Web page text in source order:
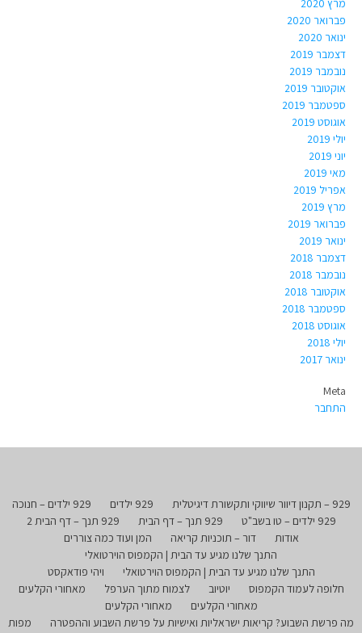
מרץ 2020
פברואר 2020
ינואר 2020
דצמבר 2019
נובמבר 2019
אוקטובר 2019
ספטמבר 2019
אוגוסט 2019
יולי 2019
יוני 2019
מאי 2019
אפריל 2019
מרץ 2019
פברואר 2019
ינואר 2019
דצמבר 2018
נובמבר 2018
אוקטובר 2018
ספטמבר 2018
אוגוסט 2018
יולי 2018
ינואר 2017
Meta
התחבר
929 – תקנון דיוור שיווקי ותקשורת דיגיטלית 929 ילדים
929 ילדים – חנוכה
929 ילדים – טו בשב"ט
929 תנך – דף הבית
929 תנך – דף הבית 2
אודות
דור – תוכניות קריאה
המן ועוד כמה צוררים
התנך שלנו מגיע עד הבית | הקמפוס הוירטואלי
התנך שלנו מגיע עד הבית | הקמפוס הוירטואלי
ויהי פודאקסט
חלופה לעמוד הקמפוס
יוטיוב לצמוח מתוך הערפל
מאחורי הקלעים
מאחורי הקלעים
מאחורי הקלעים
מה פרשת השבוע? קריאות ישראליות ואישיות על פרשת השבוע וההפטרה
מפות